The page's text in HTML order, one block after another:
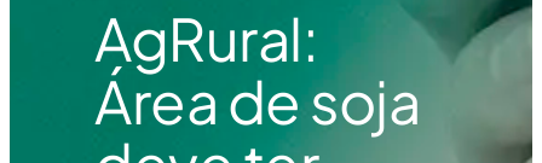
AgRural:
Área de soja